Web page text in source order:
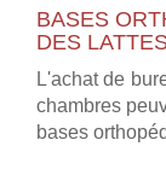
BASES
DES
L'achat de
chambres
bases